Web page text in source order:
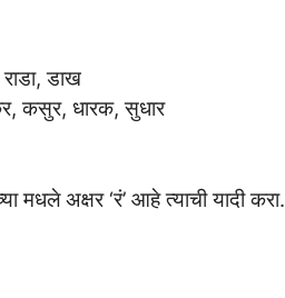
डाख
कसुर, धारक, सुधार
मधले अक्षर ‘रं’ आहे त्याची यादी करा.